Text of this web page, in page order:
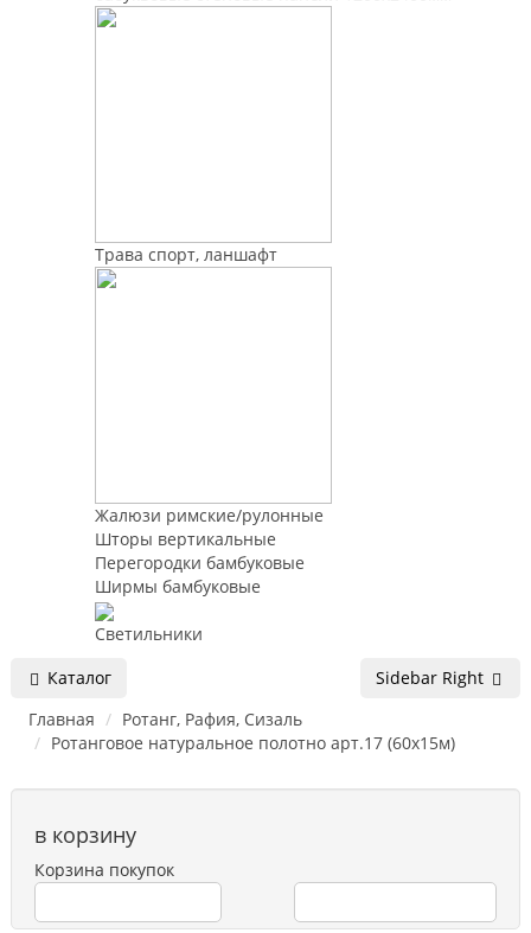
Трава спорт, ланшафт
Жалюзи римские/рулонные
Шторы вертикальные
Перегородки бамбуковые
Ширмы бамбуковые
Светильники
Каталог
Sidebar Right
Главная
Ротанг, Рафия, Сизаль
Ротанговое натуральное полотно арт.17 (60х15м)
в корзину
Корзина покупок